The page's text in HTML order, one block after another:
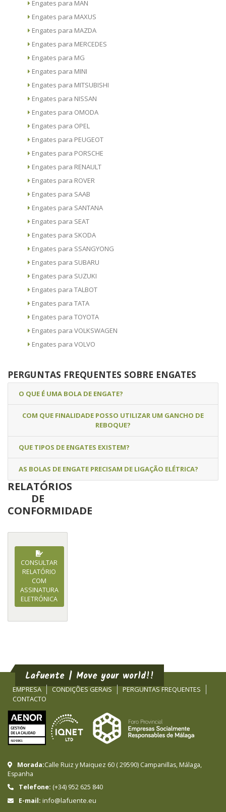
Engates para MAN
Engates para MAXUS
Engates para MAZDA
Engates para MERCEDES
Engates para MG
Engates para MINI
Engates para MITSUBISHI
Engates para NISSAN
Engates para OMODA
Engates para OPEL
Engates para PEUGEOT
Engates para PORSCHE
Engates para RENAULT
Engates para ROVER
Engates para SAAB
Engates para SANTANA
Engates para SEAT
Engates para SKODA
Engates para SSANGYONG
Engates para SUBARU
Engates para SUZUKI
Engates para TALBOT
Engates para TATA
Engates para TOYOTA
Engates para VOLKSWAGEN
Engates para VOLVO
PERGUNTAS FREQUENTES SOBRE ENGATES
O QUE É UMA BOLA DE ENGATE?
COM QUE FINALIDADE POSSO UTILIZAR UM GANCHO DE
REBOQUE?
QUE TIPOS DE ENGATES EXISTEM?
AS BOLAS DE ENGATE PRECISAM DE LIGAÇÃO ELÉTRICA?
RELATÓRIOS
DE
CONFORMIDADE
CONSULTAR
RELATÓRIO
COM
ASSINATURA
ELETRÓNICA
Lafuente | Move your world!!
EMPRESA CONDIÇÕES GERAIS
PERGUNTAS FREQUENTES
CONTACTO
Morada:Calle Ruiz y Maiquez 60 (29590) Campanillas, Málaga,
Espanha
Telefone: (+34) 952 625 840
E-mail: info@lafuente.eu